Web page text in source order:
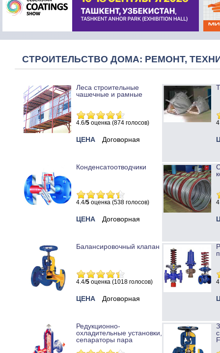
СТРОИТЕЛЬСТВО ДОМА: РЕМОНТ,
Леса строительные
чашечные и рамные
4.6/5 оценка (874 голосов)
ЦЕНА Договорная
Конденсатоотводчики
4.4/5 оценка (538 голосов)
ЦЕНА Договорная
Балансировочный клапан
4.4/5 оценка (1018 голосов)
ЦЕНА Договорная
Редукционно-
охладительные установки,
сепараторы пара